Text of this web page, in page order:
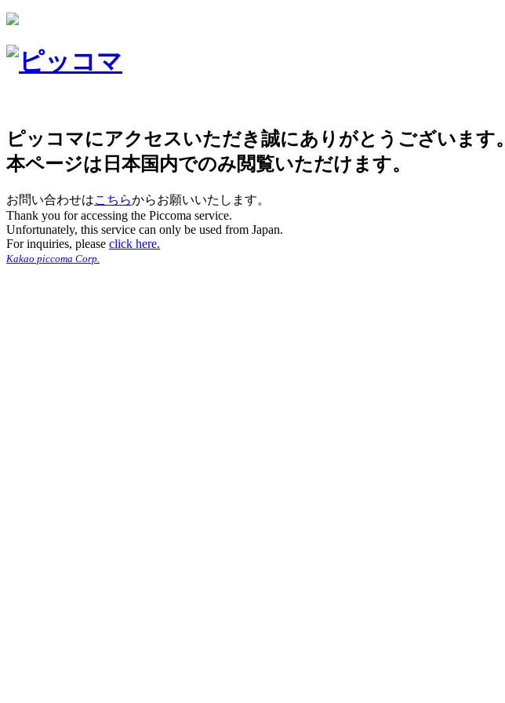
ピッコマにアクセスいただき誠にありがとうございます。
本ページは日本国内でのみ閲覧いただけます。
お問い合わせはこちらからお願いいたします。
Thank you for accessing the Piccoma service.
Unfortunately, this service can only be used from Japan.
For inquiries, please click here.
Kakao piccoma Corp.